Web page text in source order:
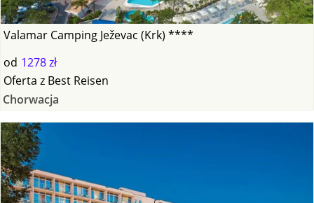
Valamar Camping Ježevac (Krk) ****
od 1278 zł
Oferta z Best Reisen
Chorwacja